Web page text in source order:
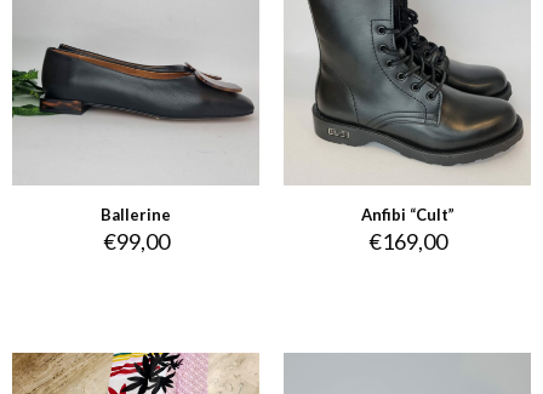
Ballerine
€99,00
Anfibi “Cult”
€169,00